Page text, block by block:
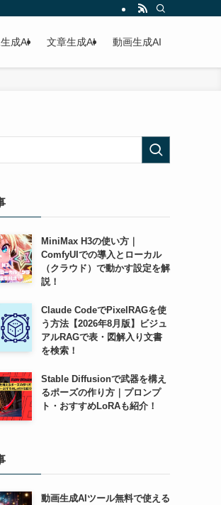
成AI 文章生成AI 動画生成AI
MiniMax H3の使い方｜
ComfyUIでの導入とローカル
（クラウド）で動かす設定を解
説！
Claude CodeでPixelRAGを使
う方法【2026年8月版】ビジュ
アルRAGで表・図解入り文書
を検索！
Stable Diffusionで武器を構え
るポーズの作り方｜プロンプ
ト・おすすめLoRAも紹介！
動画生成AIツール無料で使える